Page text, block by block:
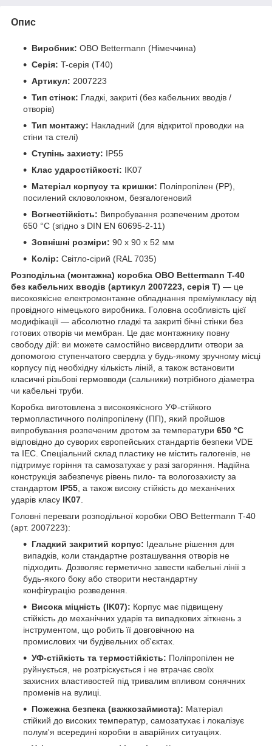
Опис
Виробник: OBO Bettermann (Німеччина)
Серія: T-серія (Т40)
Артикул: 2007223
Тип стінок: Гладкі, закриті (без кабельних вводів /
отворів)
Тип монтажу: Накладний (для відкритої проводки на
стіни та стелі)
Ступінь захисту: IP55
Клас ударостійкості: IK07
Матеріал корпусу та кришки: Поліпропілен (PP),
посилений скловолокном, безгалогеновий
Вогнестійкість: Випробування розпеченим дротом
650 °C (згідно з DIN EN 60695-2-11)
Зовнішні розміри: 90 х 90 х 52 мм
Колір: Світло-сірий (RAL 7035)
Розподільна (монтажна) коробка OBO Bettermann T-40
без кабельних вводів (артикул 2007223, серія T) — це
високоякісне електромонтажне обладнання преміумкласу від
провідного німецького виробника. Головна особливість цієї
модифікації — абсолютно гладкі та закриті бічні стінки без
готових отворів чи мембран. Це дає монтажнику повну
свободу дій: ви можете самостійно висвердлити отвори за
допомогою ступенчатого свердла у будь-якому зручному місці
корпусу під необхідну кількість ліній, а також встановити
класичні різьбові гермовводи (сальники) потрібного діаметра
чи кабельні труби.
Коробка виготовлена з високоякісного УФ-стійкого
термопластичного поліпропілену (ПП), який пройшов
випробування розпеченим дротом за температури 650 °C
відповідно до суворих європейських стандартів безпеки VDE
та IEC. Спеціальний склад пластику не містить галогенів, не
підтримує горіння та самозатухає у разі загоряння. Надійна
конструкція забезпечує рівень пило- та вологозахисту за
стандартом IP55 , а також високу стійкість до механічних
ударів класу IK07
Головні переваги розподільної коробки OBO Bettermann T-40
(арт. 2007223):
Гладкий закритий корпус: Ідеальне рішення для
випадків, коли стандартне розташування отворів не
підходить. Дозволяє герметично завести кабельні лінії з
будь-якого боку або створити нестандартну
конфігурацію розведення.
Висока міцність (IK07): Корпус має підвищену
стійкість до механічних ударів та випадкових зіткнень з
інструментом, що робить її довговічною на
промислових чи будівельних об'єктах.
УФ-стійкість та термостійкість: Поліпропілен не
руйнується, не розтріскується і не втрачає своїх
захисних властивостей під тривалим впливом сонячних
променів на вулиці.
Пожежна безпека (важкозаймиста): Матеріал
стійкий до високих температур, самозатухає і локалізує
полум'я всередині коробки в аварійних ситуаціях.